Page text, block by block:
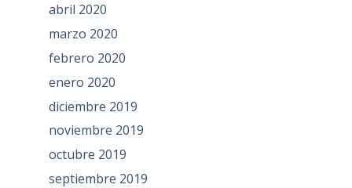
abril 2020
marzo 2020
febrero 2020
enero 2020
diciembre 2019
noviembre 2019
octubre 2019
septiembre 2019